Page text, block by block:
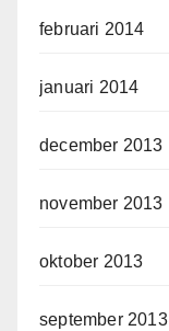
februari 2014
januari 2014
december 2013
november 2013
oktober 2013
september 2013